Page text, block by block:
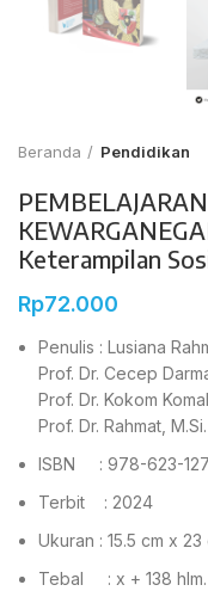
Beranda Pendidikan
Keterampilan
Rp72.000
Penulis : Lusiana
Prof. Dr. Cecep
Prof. Dr. Kokom
Prof. Dr. Rahmat, M.Si.
ISBN : 978-623-
Terbit : 2024
Ukuran : 15.5 cm x 23
Tebal : x + 138 hlm.